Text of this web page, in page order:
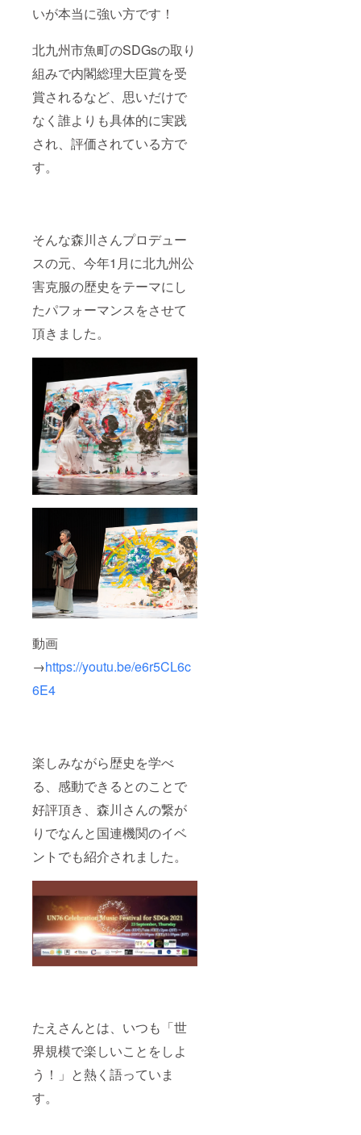
いが本当に強い方です！
北九州市魚町のSDGsの取り
組みで内閣総理大臣賞を受
賞されるなど、思いだけで
なく誰よりも具体的に実践
され、評価されている方で
す。
そんな森川さんプロデュー
スの元、今年1月に北九州公
害克服の歴史をテーマにし
たパフォーマンスをさせて
頂きました。
動画
→https://youtu.be/e6r5CL6c
6E4
楽しみながら歴史を学べ
る、感動できるとのことで
好評頂き、森川さんの繋が
りでなんと国連機関のイベ
ントでも紹介されました。
たえさんとは、いつも「世
界規模で楽しいことをしよ
う！」と熱く語っていま
す。